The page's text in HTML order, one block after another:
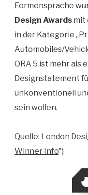
Formensprache
Design Awards mit
in der Kategorie
Automobiles/
ORA 5 ist mehr als
Designstatement
unkonventionell
sein wollen.
Quelle: London
Winner Info")